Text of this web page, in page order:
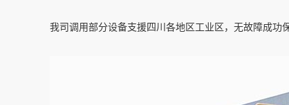
我司调用部分设备支援四川各地区工业区，无故障成功保